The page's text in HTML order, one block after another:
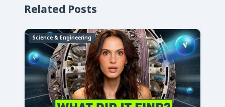
Related Posts
Science & Engineering